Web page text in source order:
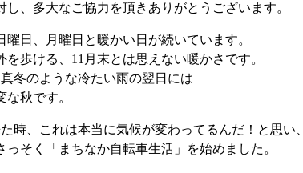
し、多大なご協力を頂きありがとうございます。
日、月曜日と暖かい日が続いています。
歩ける、11月末とは思えない暖かさです。
冬のような冷たい雨の翌日には
秋です。
時、これは本当に気候が変わってるんだ！と思い、
そく「まちなか自転車生活」を始めました。